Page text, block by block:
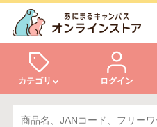
カテゴリ ログイン